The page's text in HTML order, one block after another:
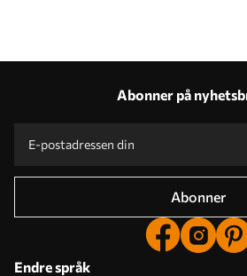
Abonner på
Abonner
Endre språk